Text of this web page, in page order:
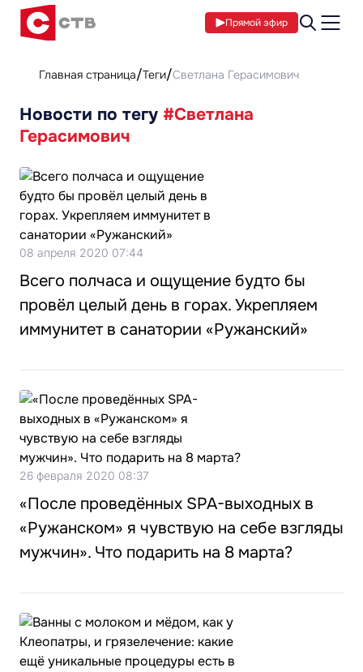
Прямой эфир
Главная страница Теги Светлана Герасимович
Новости по тегу #Светлана
Герасимович
08 апреля 2020 07:44
Всего полчаса и ощущение будто бы
провёл целый день в горах. Укрепляем
иммунитет в санатории «Ружанский»
26 февраля 2020 08:37
«После проведённых SPA-выходных в
«Ружанском» я чувствую на себе взгляды
мужчин». Что подарить на 8 марта?